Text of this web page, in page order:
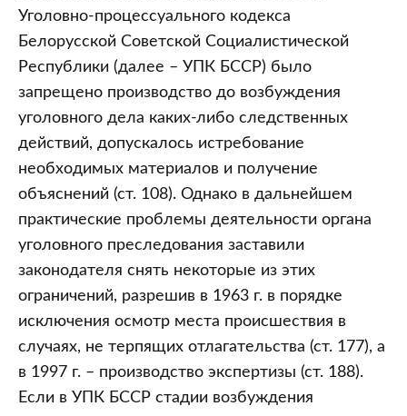
Уголовно-процессуального кодекса
Белорусской Советской Социалистической
Республики (далее – УПК БССР) было
запрещено производство до возбуждения
уголовного дела каких-либо следственных
действий, допускалось истребование
необходимых материалов и получение
объяснений (ст. 108). Однако в дальнейшем
практические проблемы деятельности органа
уголовного преследования заставили
законодателя снять некоторые из этих
ограничений, разрешив в 1963 г. в порядке
исключения осмотр места происшествия в
случаях, не терпящих отлагательства (ст. 177), а
в 1997 г. – производство экспертизы (ст. 188).
Если в УПК БССР стадии возбуждения